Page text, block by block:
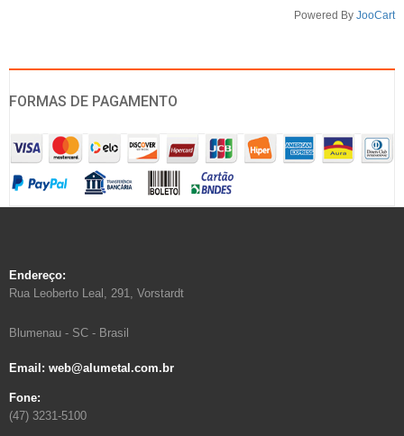
Powered By JooCart
FORMAS DE PAGAMENTO
Endereço:
Rua Leoberto Leal, 291, Vorstardt
Blumenau - SC - Brasil
Email: web@alumetal.com.br
Fone:
(47) 3231-5100